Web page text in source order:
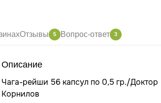
Отзывы 5 Вопрос-ответ 3
Описание
Чага-рейши 56 капсул по 0,5 гр./Доктор
Корнилов